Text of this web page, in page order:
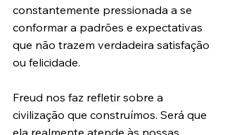
constantemente pressionada a se
conformar a padrões e expectativas
que não trazem verdadeira satisfação
ou felicidade.
Freud nos faz refletir sobre a
civilização que construímos. Será que
ela realmente atende às nossas